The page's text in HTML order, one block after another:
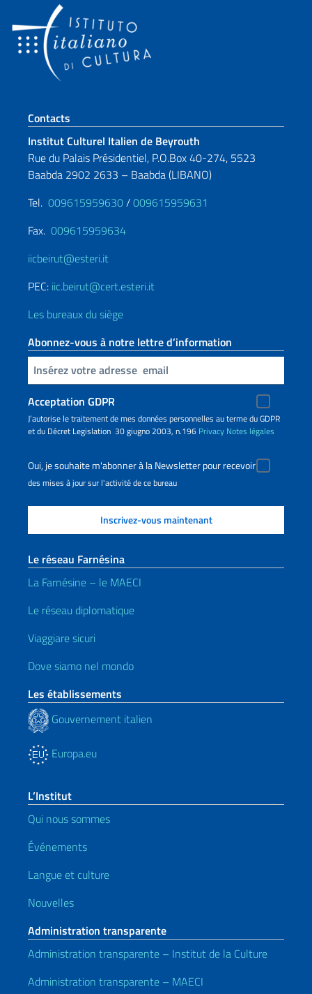
Section de pied de page
Contacts
Institut Culturel Italien de Beyrouth
Rue du Palais Présidentiel, P.O.Box 40-274, 5523
Baabda 2902 2633 – Baabda (LIBANO)
Tel. 009615959630/009615959631
Fax. 009615959634
iicbeirut@esteri.it
PEC: iic.beirut@cert.esteri.it
Les bureaux du siège
Abonnez-vous à notre lettre d’information
Insert your email
Acceptation GDPR
J’autorise le traitement de mes données personnelles au terme du GDPR
et du Décret Legislation 30 giugno 2003, n.196 Privacy Notes légales
Oui, je souhaite m'abonner à la Newsletter pour recevoir
des mises à jour sur l'activité de ce bureau
Le réseau Farnésina
La Farnésine – le MAECI
Le réseau diplomatique
Viaggiare sicuri
Dove siamo nel mondo
Les établissements
Gouvernement italien
Europa.eu
L’Institut
Qui nous sommes
Événements
Langue et culture
Nouvelles
Administration transparente
Administration transparente – Institut de la Culture
Administration transparente – MAECI